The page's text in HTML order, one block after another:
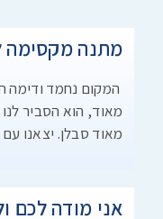
מתנה מקסימה
המקום נחמד ודימה
מאוד, הוא הסביר
מאוד סבלן. יצאנו
אני מודה לכם